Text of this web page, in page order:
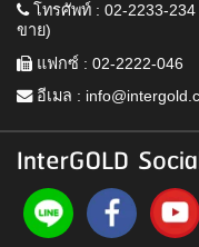
โทรศัพท์ : 02-2233-
ขาย)
แฟกซ์ : 02-2222-046
อีเมล :
InterGOLD